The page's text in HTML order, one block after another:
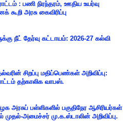
: பணி நிரந்தரம், ஊதிய உயர்வு
கூறி அரசு கைவிரிப்பு
நீட் தேர்வு கட்டாயம்: 2026-27 கல்வி
சிறப்பு மதிப்பெண்கள் அறிவிப்பு:
தற்காலிக வாபஸ்.
அரசுப் பள்ளிகளில் பகுதிநேர ஆசிரியர்கள்
முதல்-அமைச்சர் மு.க.ஸ்டாலின் அறிவிப்பு.